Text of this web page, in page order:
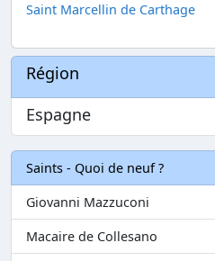
Saint Marcellin de Carthage
Région
Espagne
Saints - Quoi de neuf ?
Giovanni Mazzuconi
Macaire de Collesano